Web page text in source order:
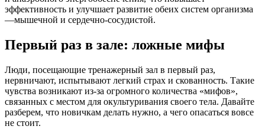
эффективность и улучшает развитие обеих систем организма
—мышечной и сердечно-сосудистой.
Первый раз в зале: ложные мифы
Люди, посещающие тренажерный зал в первый раз,
нервничают, испытывают легкий страх и скованность. Такие
чувства возникают из-за огромного количества «мифов»,
связанных с местом для окультуривания своего тела. Давайте
разберем, что новичкам делать нужно, а чего опасаться вовсе
не стоит.